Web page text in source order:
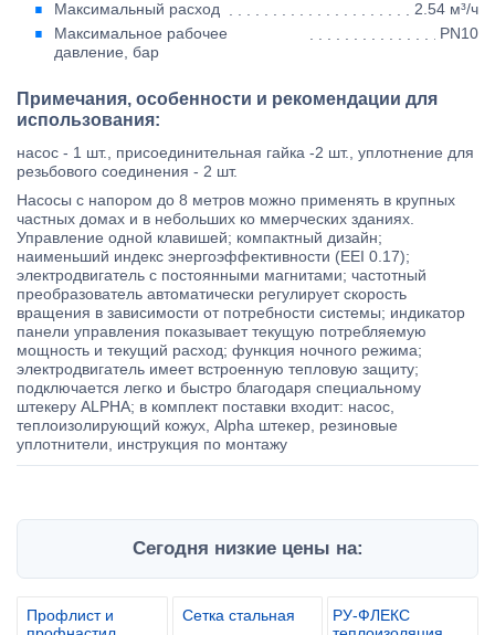
Максимальный расход
2.54 м³/ч
Максимальное рабочее
давление, бар
PN10
Примечания, особенности и рекомендации для
использования:
насос - 1 шт., присоединительная гайка -2 шт., уплотнение для
резьбового соединения - 2 шт.
Насосы с напором до 8 метров можно применять в крупных
частных домах и в небольших ко ммерческих зданиях.
Управление одной клавишей; компактный дизайн;
наименьший индекс энергоэффективности (EEI 0.17);
электродвигатель с постоянными магнитами; частотный
преобразователь автоматически регулирует скорость
вращения в зависимости от потребности системы; индикатор
панели управления показывает текущую потребляемую
мощность и текущий расход; функция ночного режима;
электродвигатель имеет встроенную тепловую защиту;
подключается легко и быстро благодаря специальному
штекеру ALPHA; в комплект поставки входит: насос,
теплоизолирующий кожух, Alpha штекер, резиновые
уплотнители, инструкция по монтажу
Сегодня низкие цены на:
Профлист и
Сетка стальная
РУ-ФЛЕКС